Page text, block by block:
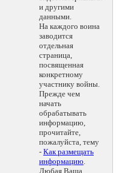
и другими
данными.
На каждого воина
заводится
отдельная
страница,
посвященная
конкретному
участнику войны.
Прежде чем
начать
обрабатывать
информацию,
прочитайте,
пожалуйста, тему
- Как размещать
информацию.
Любая Ваша